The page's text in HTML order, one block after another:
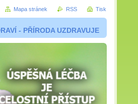
- PŘÍRODA UZDRAVUJE
Mapa stránek RSS Tisk